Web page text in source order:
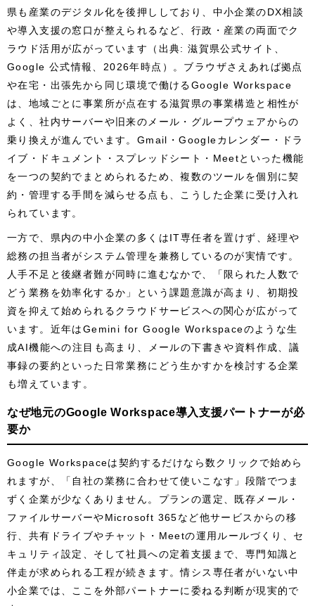
県も産業のデジタル化を後押ししており、中小企業のDX相談
や導入支援の窓口が整えられるなど、行政・産業の両面でク
ラウド活用が広がっています（出典: 滋賀県公式サイト、
Google 公式情報、2026年時点）。ブラウザさえあれば拠点
や在宅・出張先から同じ環境で働けるGoogle Workspace
は、地域ごとに事業所が点在する滋賀県の事業構造と相性が
よく、社内サーバーや旧来のメール・グループウェアからの
乗り換えが進んでいます。Gmail・Googleカレンダー・ドラ
イブ・ドキュメント・スプレッドシート・Meetといった機能
を一つの契約でまとめられるため、複数のツールを個別に契
約・管理する手間を減らせる点も、こうした企業に受け入れ
られています。
一方で、県内の中小企業の多くはIT専任者を置けず、経理や
総務の担当者がシステム管理を兼務しているのが実情です。
人手不足と後継者難が同時に進むなかで、「限られた人数で
どう業務を効率化するか」という課題意識が高まり、初期投
資を抑えて始められるクラウドサービスへの関心が広がって
います。近年はGemini for Google Workspaceのような生
成AI機能への注目も高まり、メールの下書きや資料作成、議
事録の要約といった日常業務にどう生かすかを検討する企業
も増えています。
なぜ地元のGoogle Workspace導入支援パートナーが必
要か
Google Workspaceは契約するだけなら数クリックで始めら
れますが、「自社の業務に合わせて使いこなす」段階でつま
ずく企業が少なくありません。プランの選定、既存メール・
ファイルサーバーやMicrosoft 365など他サービスからの移
行、共有ドライブやチャット・Meetの運用ルールづくり、セ
キュリティ設定、そして社員への定着支援まで、専門知識と
伴走が求められる工程が続きます。情シス専任者がいない中
小企業では、ここを外部パートナーに委ねる判断が現実的で